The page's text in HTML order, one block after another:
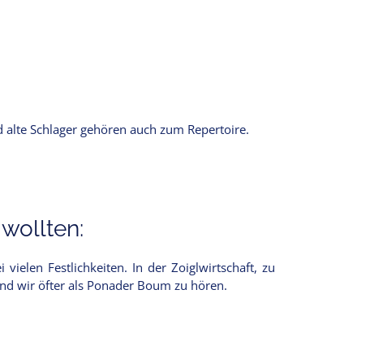
Schlager gehören auch zum Repertoire.
Festlichkeiten. In der Zoiglwirtschaft, zu
wir öfter als Ponader Boum zu hören.